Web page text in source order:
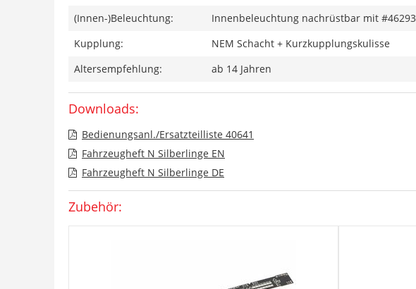
(Innen-)Beleuchtung:
Innenbeleuchtung nachrüstbar mit #46293
Kupplung:
NEM Schacht + Kurzkupplungskulisse
Altersempfehlung:
ab 14 Jahren
Downloads:
Bedienungsanl./Ersatzteilliste 40641
Fahrzeugheft N Silberlinge EN
Fahrzeugheft N Silberlinge DE
Zubehör: